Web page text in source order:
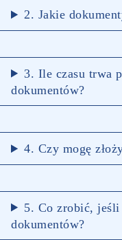
2. Jakie
3. Ile czasu trwa
dokumentów?
4. Czy mogę
5. Co zrobić, jeśli
dokumentów?